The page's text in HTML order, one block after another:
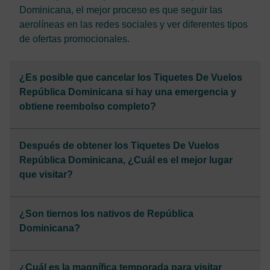
Dominicana, el mejor proceso es que seguir las
aerolíneas en las redes sociales y ver diferentes tipos
de ofertas promocionales.
¿Es posible que cancelar los Tiquetes De Vuelos
República Dominicana si hay una emergencia y
obtiene reembolso completo?
Después de obtener los Tiquetes De Vuelos
República Dominicana, ¿Cuál es el mejor lugar
que visitar?
¿Son tiernos los nativos de República
Dominicana?
¿Cuál es la magnífica temporada para visitar